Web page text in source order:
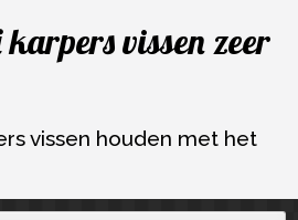
vissen zeer
vissen houden met het